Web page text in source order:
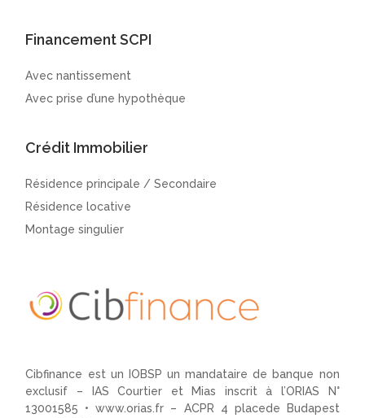
Financement SCPI
Avec nantissement
Avec prise d’une hypothèque
Crédit Immobilier
Résidence principale / Secondaire
Résidence locative
Montage singulier
Cibfinance est un IOBSP un mandataire de banque non
exclusif – IAS Courtier et Mias inscrit à l’ORIAS N°
13001585 •www.orias.fr – ACPR 4 placede Budapest